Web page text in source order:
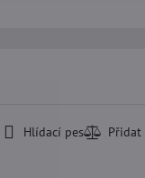
Hlídací pes